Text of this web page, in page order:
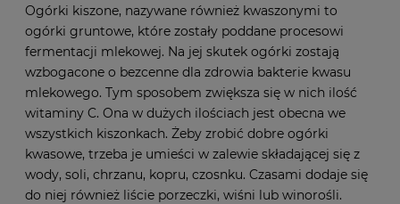
Ogórki kiszone, nazywane również kwaszonymi to
ogórki gruntowe, które zostały poddane procesowi
fermentacji mlekowej. Na jej skutek ogórki zostają
wzbogacone o bezcenne dla zdrowia bakterie kwasu
mlekowego. Tym sposobem zwiększa się w nich ilość
witaminy C. Ona w dużych ilościach jest obecna we
wszystkich kiszonkach. Żeby zrobić dobre ogórki
kwasowe, trzeba je umieści w zalewie składającej się z
wody, soli, chrzanu, kopru, czosnku. Czasami dodaje się
do niej również liście porzeczki, wiśni lub winorośli.